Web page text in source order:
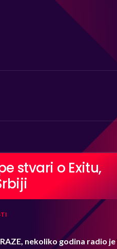
stvari o Exitu,
nekoliko godina radio